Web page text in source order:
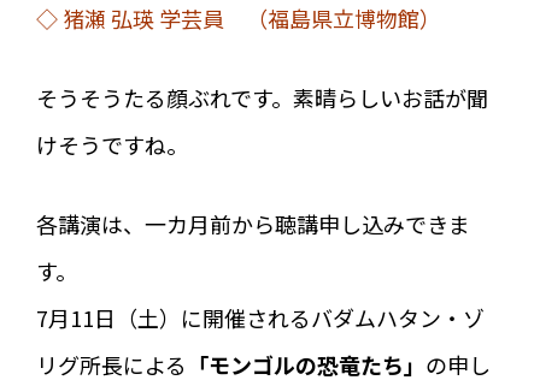
◇ 猪瀬 弘瑛 学芸員 （福島県立博物館）
そうそうたる顔ぶれです。素晴らしいお話が聞
けそうですね。
各講演は、一カ月前から聴講申し込みできま
す。
7月11日（土）に開催されるバダムハタン・ゾ
リグ所長による 「モンゴルの恐竜たち」 の申し